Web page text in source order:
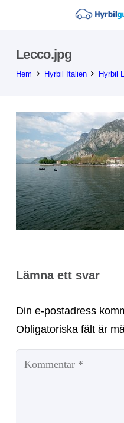
Lecco.jpg
Hem Hyrbil Italien Hyrbil
Lämna ett svar
Din e-postadress
Obligatoriska fält är